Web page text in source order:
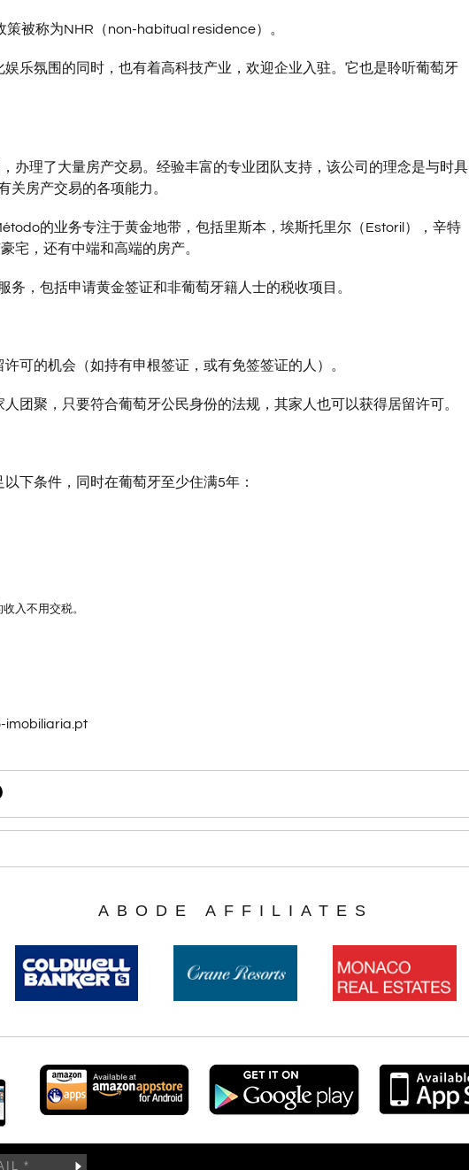
被称为NHR（non-habitual residence）。
乐氛围的同时，也有着高科技产业，欢迎企业入驻。它也是聆听葡萄牙
办理了大量房产交易。经验丰富的专业团队支持，该公司的理念是与时具
关房产交易的各项能力。
的业务专注于黄金地带，包括里斯本，埃斯托里尔（Estoril），辛特
宅，还有中端和高端的房产。
，包括申请黄金签证和非葡萄牙籍人士的税收项目。
可的机会（如持有申根签证，或有免签签证的人）。
团聚，只要符合葡萄牙公民身份的法规，其家人也可以获得居留许可。
下条件，同时在葡萄牙至少住满5年：
入不用交税。
imobiliaria.pt
ABODE AFFILIATES